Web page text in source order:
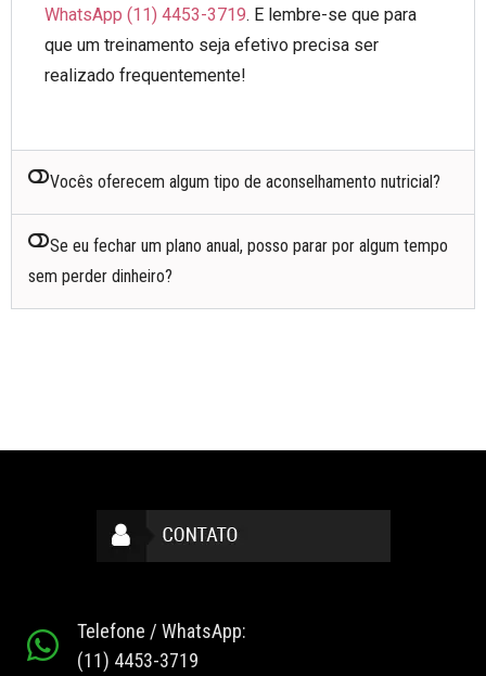
WhatsApp (11) 4453-3719. E lembre-se que para
que um treinamento seja efetivo precisa ser
realizado frequentemente!
Vocês oferecem algum tipo de aconselhamento nutricial?
Se eu fechar um plano anual, posso parar por algum tempo
sem perder dinheiro?
Telefone / WhatsApp:
(11) 4453-3719